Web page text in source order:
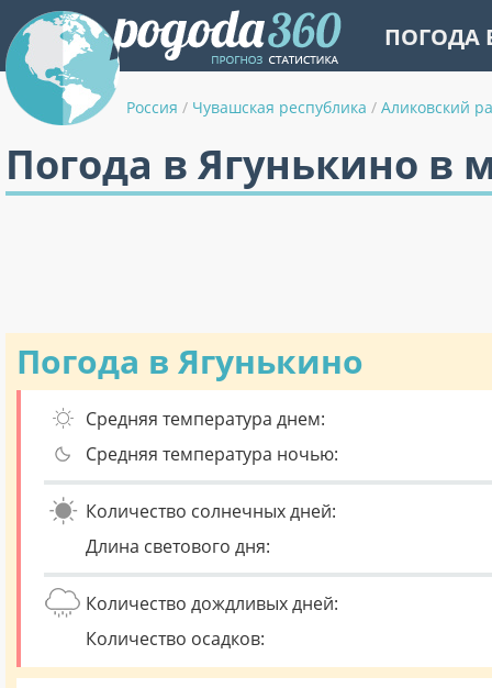
ПОГОДА
Россия / Чувашская республика / Аликовский
Погода в Ягунькино в
Погода в Ягунькино
Средняя температура днем:
Средняя температура ночью:
Количество солнечных дней:
Длина светового дня:
Количество дождливых дней:
Количество осадков: